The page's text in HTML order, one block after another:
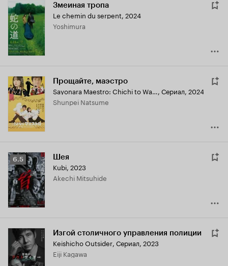
Змеиная тропа
Le chemin du serpent, 2024
Yoshimura
Прощайте, маэстро
Sayonara Maestro: Chichi to Watashi no Appassionato, Сериал, 2024
Shunpei Natsume
Рейтинг
Кинопоиска
6.5
6.5 Шея
Kubi, 2023
Akechi Mitsuhide
Изгой столичного управления полиции
Keishicho Outsider, Сериал, 2023
Eiji Kagawa